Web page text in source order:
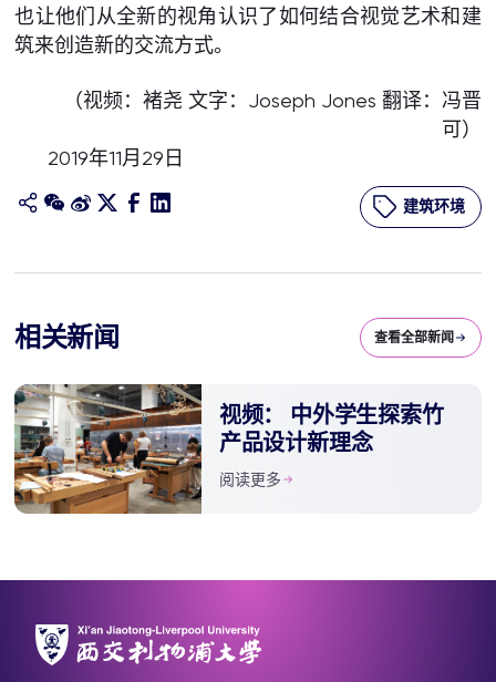
也让他们从全新的视角认识了如何结合视觉艺术和建
筑来创造新的交流方式。
（视频：褚尧 文字：Joseph Jones 翻译：冯晋
可）
2019年11月29日
建筑环境
相关新闻 查看全部新闻
视频： 中外学生探索竹
产品设计新理念
阅读更多